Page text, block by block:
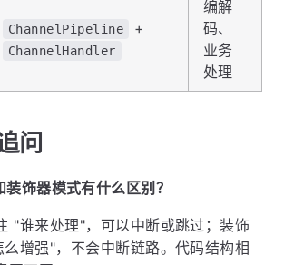
ChannelPipeline +
ChannelHandler
编解
码、
业务
处理
问
饰器模式有什么区别？
"谁来处理"，可以中断或跳过；装饰
增强"，不会中断链路。代码结构相